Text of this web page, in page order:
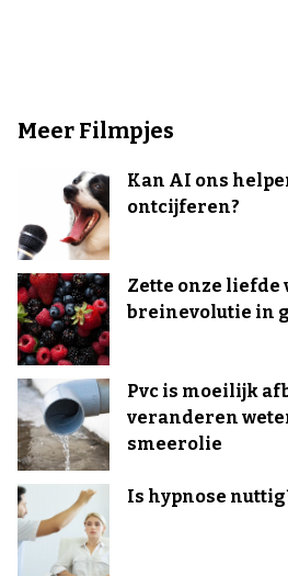
Meer Filmpjes
Kan AI ons
ontcijferen?
Zette onze liefde
breinevolutie in
Pvc is moeilijk
veranderen
smeerolie
Is hypnose